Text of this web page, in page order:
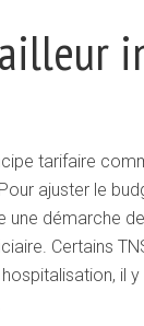
tarifaire
ajuster le
une démarche
Certains
il